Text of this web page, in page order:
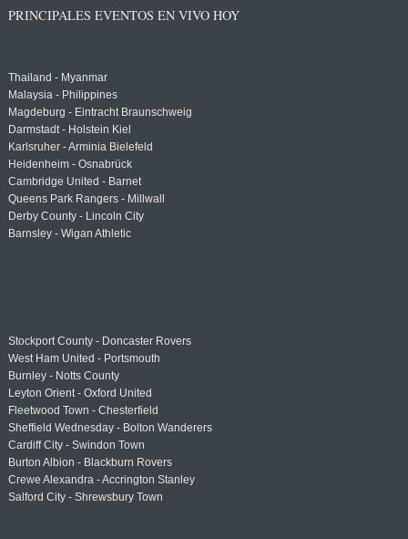
PRINCIPALES EVENTOS EN VIVO HOY
Thailand - Myanmar
Malaysia - Philippines
Magdeburg - Eintracht Braunschweig
Darmstadt - Holstein Kiel
Karlsruher - Arminia Bielefeld
Heidenheim - Osnabrück
Cambridge United - Barnet
Queens Park Rangers - Millwall
Derby County - Lincoln City
Barnsley - Wigan Athletic
Stockport County - Doncaster Rovers
West Ham United - Portsmouth
Burnley - Notts County
Leyton Orient - Oxford United
Fleetwood Town - Chesterfield
Sheffield Wednesday - Bolton Wanderers
Cardiff City - Swindon Town
Burton Albion - Blackburn Rovers
Crewe Alexandra - Accrington Stanley
Salford City - Shrewsbury Town